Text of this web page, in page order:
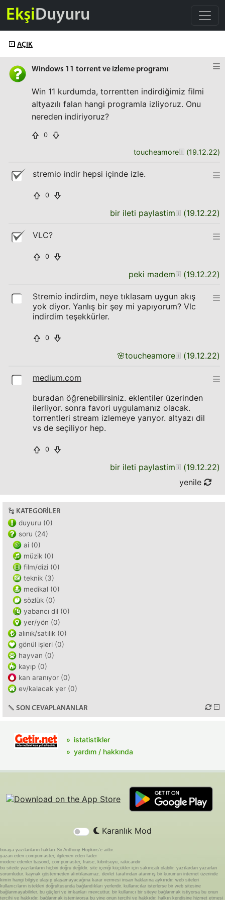
EkşiDuyuru
AÇIK
Windows 11 torrent ve izleme programı
Win 11 kurdumda, torrentten indirdiğimiz filmi
altyazılı falan hangi programla izliyoruz. Onu
nereden indiriyoruz?
0
toucheamore (19.12.22)
stremio indir hepsi içinde izle.
0
bir ileti paylastim (19.12.22)
VLC?
0
peki madem (19.12.22)
Stremio indirdim, neye tıklasam uygun akış
yok diyor. Yanlış bir şey mi yapıyorum? Vlc
indirdim teşekkürler.
0
🌸toucheamore (19.12.22)
medium.com
buradan öğrenebilirsiniz. eklentiler üzerinden
ilerliyor. sonra favori uygulamanız olacak.
torrentleri stream izlemeye yarıyor. altyazı dil
vs de seçiliyor hep.
0
bir ileti paylastim (19.12.22)
yenile
KATEGORILER
duyuru (0)
soru (24)
ai (0)
müzik (0)
film/dizi (0)
teknik (3)
medikal (0)
sözlük (0)
yabancı dil (0)
yer/yön (0)
alınık/satılık (0)
gönül işleri (0)
hayvan (0)
kayıp (0)
kan aranıyor (0)
ev/kalacak yer (0)
SON CEVAPLANANLAR
istatistikler
yardım / hakkında
Karanlık Mod
buraya yazılanların hakları Sir Anthony Hopkins'e aittir.
yazan eden compumaster, ilgilenen eden fader
modere edenler basond, compumaster, fraise, kibritsuyu, rakicandir
bu sitede yazılanların hiçbiri doğru değildir. site içeriği küçükler için sakıncalı olabilir. yazılardan yazarları
sorumludur. kaynak göstermeden alıntılanamaz. devlet tarafından atanmış bir kurumun internet üzerinde
kimin hangi bilgiye ulaşıp ulaşamayacağına karar vermesi insan haklarına aykırıdır. web siteleri
kullanıcıların istekleri doğrultusunda bağlandıkları yerlerdir. kullanıcılar isterlerse bir web sitesine
bağlanmayabilirler. bu güçleri ve imkanları mevcuttur. bir kullanıcı bir siteye bağlanmak istiyorsa bu onun
tercihi ve hakkıdır. bağlanmak istemiyorsa bu yine onun tercihi ve hakkıdır. halkın kendisine hizmet etmesi